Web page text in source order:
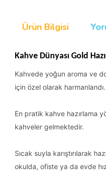
Ürün Bilgisi
Kahve Dünyası Gold
Kahvede yoğun aroma ve
için özel olarak harmanlandı.
En pratik kahve hazırlama
kahveler gelmektedir.
Sıcak suyla karıştırılarak
okulda, ofiste ya da evde